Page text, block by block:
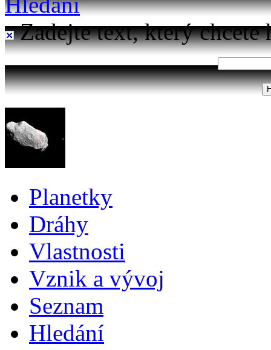
Zadejte text, který chcete
Planetky
Dráhy
Vlastnosti
Vznik a vývoj
Seznam
Hledání